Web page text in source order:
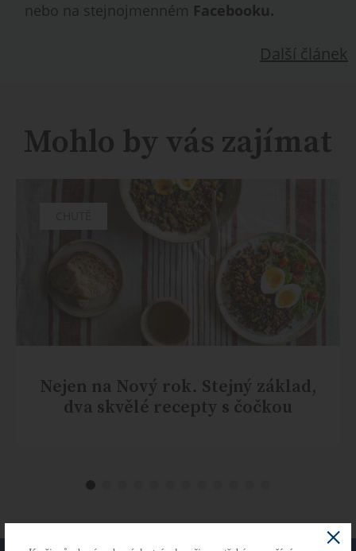
nebo na stejnojmenném Facebooku.
Další článek
Mohlo by vás zajímat
Nejen na Nový rok. Stejný základ,
dva skvělé recepty s čočkou